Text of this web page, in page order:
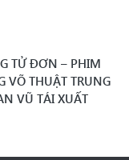
TỬ ĐƠN – PHIM
VÕ THUẬT TRUNG
VŨ TÁI XUẤT